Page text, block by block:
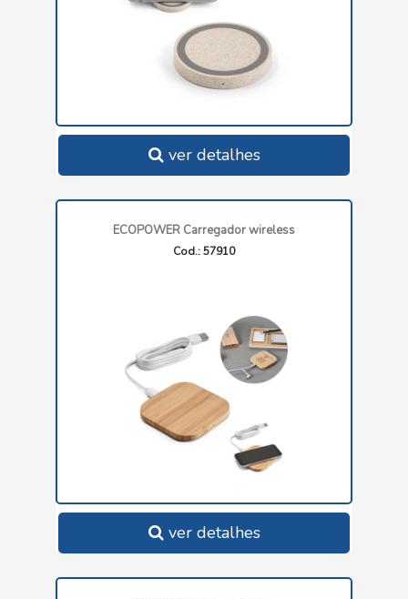
ver detalhes
ECOPOWER Carregador wireless
Cod.: 57910
ver detalhes